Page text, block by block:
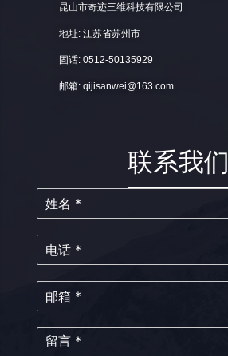
昆山市奇迹三维科技有限公司
地址: 江苏省苏州市
固话: 0512-50135929
邮箱: qijisanwei@163.com
联系我们